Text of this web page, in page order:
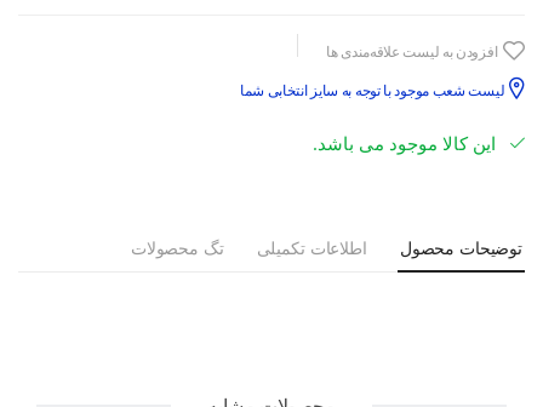
افزودن به لیست علاقه‌مندی ها
لیست شعب موجود با توجه به سایز انتخابی شما
این کالا موجود می باشد.
توضیحات محصول اطلاعات تکمیلی تگ محصولات